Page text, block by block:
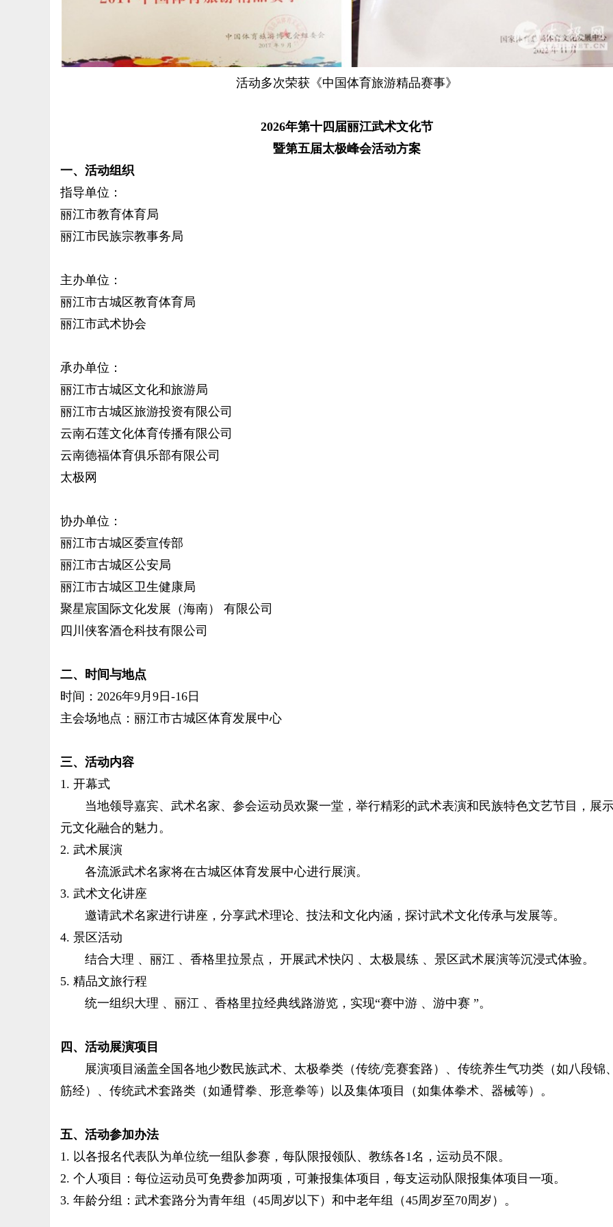
活动多次荣获《中国体育旅游精品赛事》
2026年第十四届丽江武术文化节
暨第五届太极峰会活动方案
一、活动组织
指导单位：
丽江市教育体育局
丽江市民族宗教事务局
主办单位：
丽江市古城区教育体育局
丽江市武术协会
承办单位：
丽江市古城区文化和旅游局
丽江市古城区旅游投资有限公司
云南石莲文化体育传播有限公司
云南德福体育俱乐部有限公司
太极网
协办单位：
丽江市古城区委宣传部
丽江市古城区公安局
丽江市古城区卫生健康局
聚星宸国际文化发展（海南） 有限公司
四川侠客酒仓科技有限公司
二、时间与地点
时间：2026年9月9日-16日
主会场地点：丽江市古城区体育发展中心
三、活动内容
1. 开幕式
当地领导嘉宾、武术名家、参会运动员欢聚一堂，举行精彩的武术表演和民族特色文艺节目，展
元文化融合的魅力。
2. 武术展演
各流派武术名家将在古城区体育发展中心进行展演。
3. 武术文化讲座
邀请武术名家进行讲座，分享武术理论、技法和文化内涵，探讨武术文化传承与发展等。
4. 景区活动
结合大理 、丽江 、香格里拉景点， 开展武术快闪 、太极晨练 、景区武术展演等沉浸式体验。
5. 精品文旅行程
统一组织大理 、丽江 、香格里拉经典线路游览，实现“赛中游 、游中赛 ”。
四、活动展演项目
展演项目涵盖全国各地少数民族武术、太极拳类（传统/竞赛套路）、传统养生气功类（如八段锦
筋经）、传统武术套路类（如通臂拳、形意拳等）以及集体项目（如集体拳术、器械等）。
五、活动参加办法
1. 以各报名代表队为单位统一组队参赛，每队限报领队、教练各1名，运动员不限。
2. 个人项目：每位运动员可免费参加两项，可兼报集体项目，每支运动队限报集体项目一项。
3. 年龄分组：武术套路分为青年组（45周岁以下）和中老年组（45周岁至70周岁）。